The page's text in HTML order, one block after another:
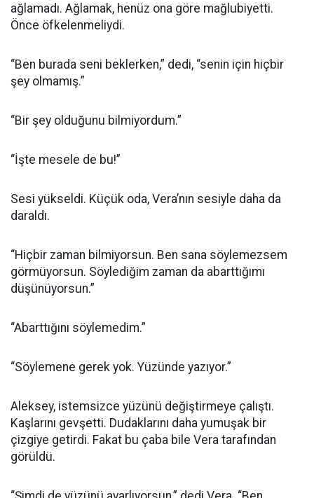
ağlamadı. Ağlamak, henüz ona göre mağlubiyetti.
Önce öfkelenmeliydi.
“Ben burada seni beklerken,” dedi, “senin için hiçbir
şey olmamış.”
“Bir şey olduğunu bilmiyordum.”
“İşte mesele de bu!”
Sesi yükseldi. Küçük oda, Vera’nın sesiyle daha da
daraldı.
“Hiçbir zaman bilmiyorsun. Ben sana söylemezsem
görmüyorsun. Söylediğim zaman da abarttığımı
düşünüyorsun.”
“Abarttığını söylemedim.”
“Söylemene gerek yok. Yüzünde yazıyor.”
Aleksey, istemsizce yüzünü değiştirmeye çalıştı.
Kaşlarını gevşetti. Dudaklarını daha yumuşak bir
çizgiye getirdi. Fakat bu çaba bile Vera tarafından
görüldü.